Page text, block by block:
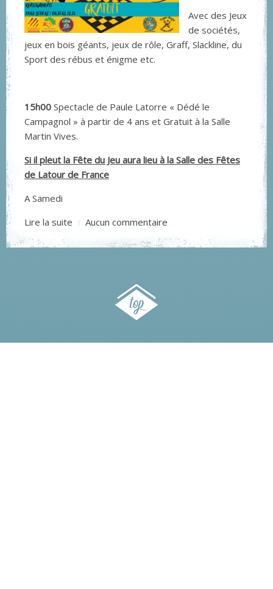
Avec des Jeux
de sociétés,
jeux en bois géants, jeux de rôle, Graff, Slackline, du
Sport des rébus et énigme etc.
15h00 Spectacle de Paule Latorre « Dédé le
Campagnol » à partir de 4 ans et Gratuit à la Salle
Martin Vives.
Si il pleut la Fête du Jeu aura lieu à la Salle des Fêtes
de Latour de France
A Samedi
Lire la suite
Aucun commentaire